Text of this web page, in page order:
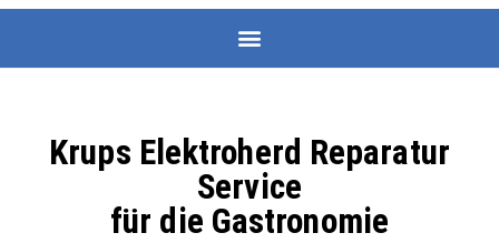
Krups Elektroherd Reparatur
Service
für die Gastronomie